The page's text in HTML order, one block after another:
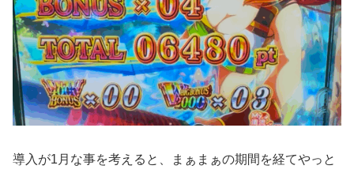
導入が1月な事を考えると、まぁまぁの期間を経てやっと